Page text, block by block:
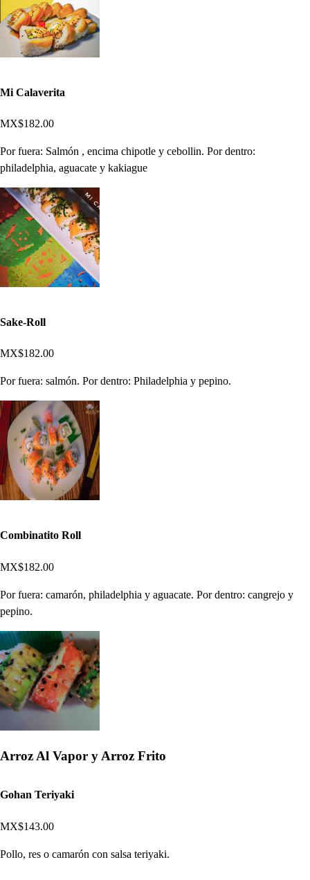
Mi Calaverita
MX$182.00
Por fuera: Salmón , encima chipotle y cebollin. Por dentro:
philadelphia, aguacate y kakiague
Sake-Roll
MX$182.00
Por fuera: salmón. Por dentro: Philadelphia y pepino.
Combinatito Roll
MX$182.00
Por fuera: camarón, philadelphia y aguacate. Por dentro: cangrejo y
pepino.
Arroz Al Vapor y Arroz Frito
Gohan Teriyaki
MX$143.00
Pollo, res o camarón con salsa teriyaki.